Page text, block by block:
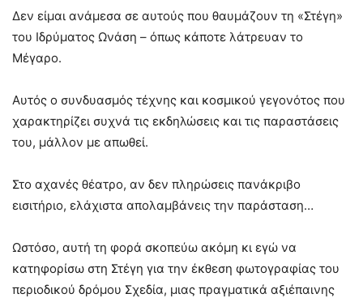
Δεν είμαι ανάμεσα σε αυτούς που θαυμάζουν τη «Στέγη»
του Ιδρύματος Ωνάση – όπως κάποτε λάτρευαν το
Μέγαρο.
Αυτός ο συνδυασμός τέχνης και κοσμικού γεγονότος που
χαρακτηρίζει συχνά τις εκδηλώσεις και τις παραστάσεις
του, μάλλον με απωθεί.
Στο αχανές θέατρο, αν δεν πληρώσεις πανάκριβο
εισιτήριο, ελάχιστα απολαμβάνεις την παράσταση…
Ωστόσο, αυτή τη φορά σκοπεύω ακόμη κι εγώ να
κατηφορίσω στη Στέγη για την έκθεση φωτογραφίας του
περιοδικού δρόμου Σχεδία, μιας πραγματικά αξιέπαινης